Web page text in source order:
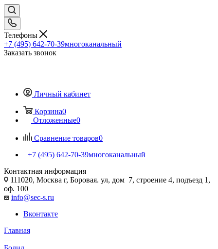
Телефоны
+7 (495) 642-70-39многоканальный
Заказать звонок
Личный кабинет
Корзина0
Отложенные0
Сравнение товаров0
+7 (495) 642-70-39многоканальный
Контактная информация
111020, Москва г, Боровая. ул, дом 7, строение 4, подъезд 1,
оф. 100
info@sec-s.ru
Вконтакте
Главная
—